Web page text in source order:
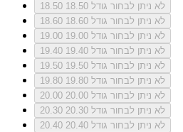
18.50
לא ניתן לבחור גודל 18.50
18.60
לא ניתן לבחור גודל 18.60
19.00
לא ניתן לבחור גודל 19.00
19.40
לא ניתן לבחור גודל 19.40
19.50
לא ניתן לבחור גודל 19.50
19.80
לא ניתן לבחור גודל 19.80
20.00
לא ניתן לבחור גודל 20.00
20.30
לא ניתן לבחור גודל 20.30
20.40
לא ניתן לבחור גודל 20.40